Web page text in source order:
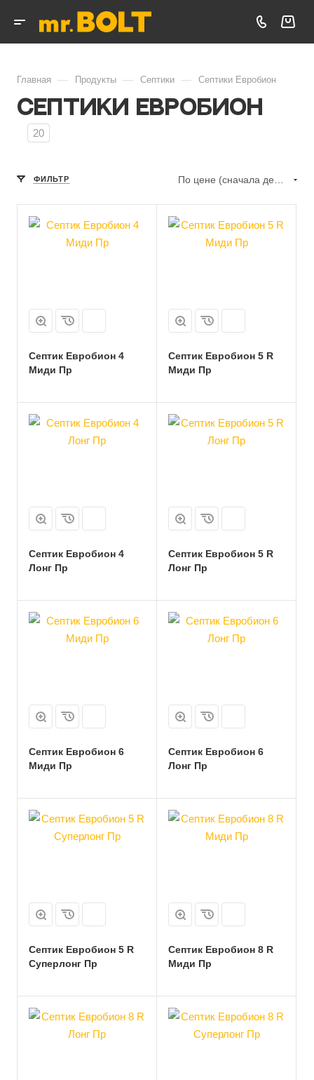
Главная — Продукты — Септики — Септики Евробион
Септики Евробион
20
ФИЛЬТР
Септик Евробион 4
Миди Пр
Септик Евробион 5 R
Миди Пр
Септик Евробион 4
Лонг Пр
Септик Евробион 5 R
Лонг Пр
Септик Евробион 6
Миди Пр
Септик Евробион 6
Лонг Пр
Септик Евробион 5 R
Суперлонг Пр
Септик Евробион 8 R
Миди Пр